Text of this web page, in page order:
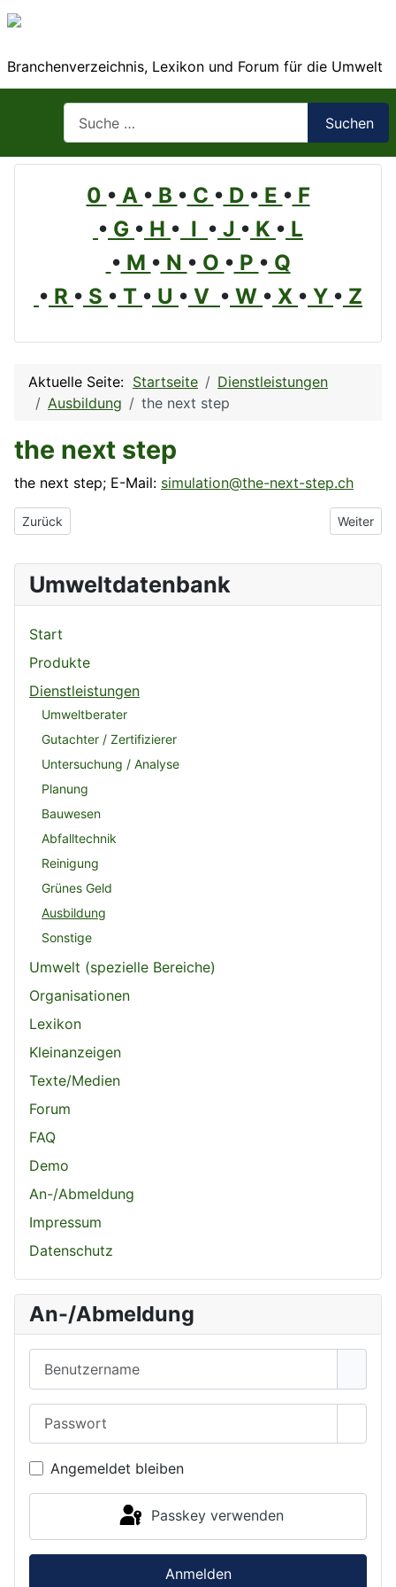
Branchenverzeichnis, Lexikon und Forum für die Umwelt
Suchen
0 • A • B • C • D • E • F
• G • H • I • J • K • L
• M • N • O • P • Q
• R • S • T • U • V • W • X • Y • Z
Aktuelle Seite: Startseite
Dienstleistungen
Ausbildung
the next step
the next step
the next step; E-Mail: simulation@the-next-step.ch
Vorheriger Beitrag: Testo AG
Zurück Nächster
Weiter
Umweltdatenbank
Start
Produkte
Dienstleistungen
Umweltberater
Gutachter / Zertifizierer
Untersuchung / Analyse
Planung
Bauwesen
Abfalltechnik
Reinigung
Grünes Geld
Ausbildung
Sonstige
Umwelt (spezielle Bereiche)
Organisationen
Lexikon
Kleinanzeigen
Texte/Medien
Forum
FAQ
Demo
An-/Abmeldung
Impressum
Datenschutz
An-/Abmeldung
Angemeldet bleiben
Passkey verwenden
Anmelden